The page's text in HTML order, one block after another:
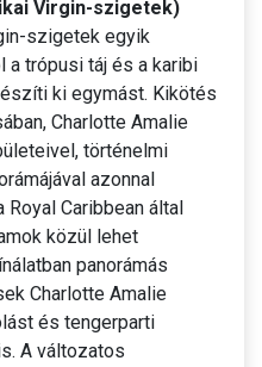
Virgin-szigetek)
szigetek egyik
a trópusi táj és a karibi
ki egymást. Kikötés
Charlotte Amalie
történelmi
azonnal
Caribbean által
közül lehet
panorámás
Charlotte Amalie
és tengerparti
A változatos